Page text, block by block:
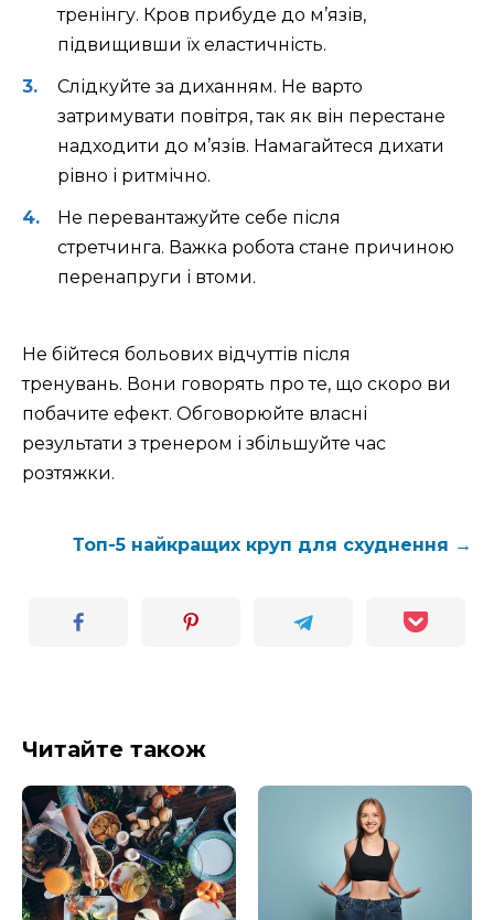
тренінгу. Кров прибуде до м’язів,
підвищивши їх еластичність.
Слідкуйте за диханням. Не варто
затримувати повітря, так як він перестане
надходити до м’язів. Намагайтеся дихати
рівно і ритмічно.
Не перевантажуйте себе після
стретчинга. Важка робота стане причиною
перенапруги і втоми.
Не бійтеся больових відчуттів після
тренувань. Вони говорять про те, що скоро ви
побачите ефект. Обговорюйте власні
результати з тренером і збільшуйте час
розтяжки.
Топ-5 найкращих круп для схуднення →
Читайте також